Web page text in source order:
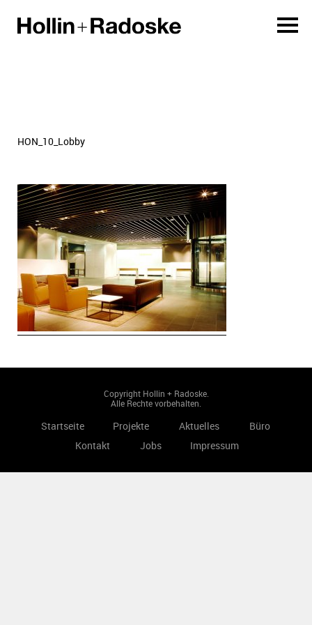
HON_10_Lobby
Copyright Hollin + Radoske.
Alle Rechte vorbehalten.
Startseite Projekte Aktuelles
Büro
Kontakt
Jobs Impressum